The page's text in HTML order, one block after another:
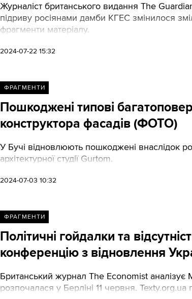
Журналіст британського видання The
підриву росіянами дамби КГЕС змінилося
фрагменти матеріалу.
2024-07-22 15:32
ФРАГМЕНТИ
Пошкоджені типові
конструктора фасадів (ФОТО)
У Бучі відновлюють пошкоджені внаслідок
архітектурної студії Gurtom.
2024-07-03 10:32
ФРАГМЕНТИ
Політичні гойдалки та
конференцію з відновлення
Британський журнал The Economist
розпочалася у Берліні 11 червня. Texty.org.ua